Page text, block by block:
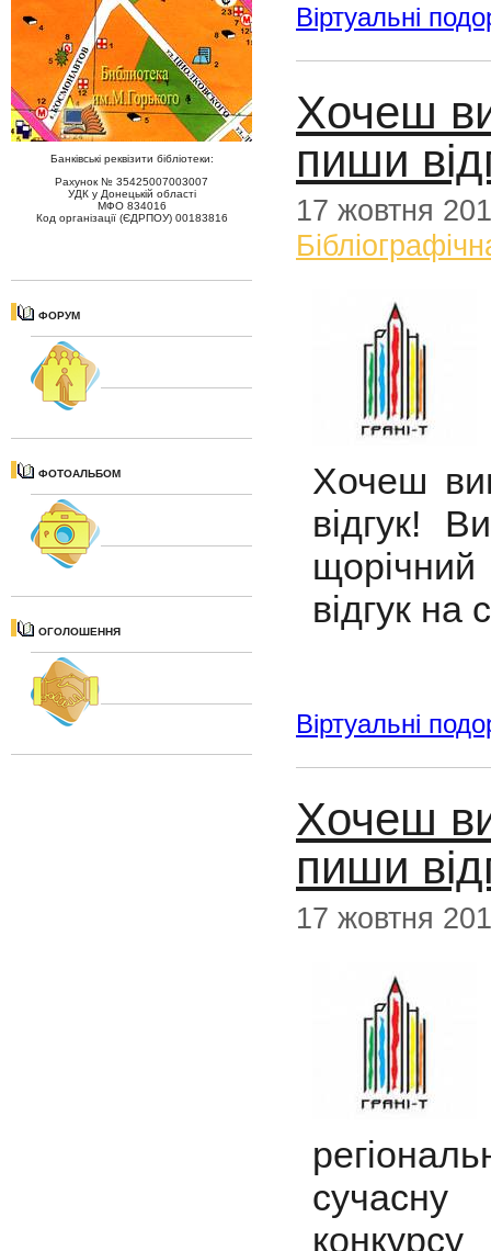
Банківські реквізити бібліотеки:
Рахунок № 35425007003007
УДК у Донецькій області
МФО 834016
Код організації (ЄДРПОУ) 00183816
ФОРУМ
ФОТОАЛЬБОМ
ОГОЛОШЕННЯ
Віртуальні
Хочеш
пиши
17 жовтня
Хочеш
відгук!
відгук на
Віртуальні
Хочеш
пиши
17 жовтня
сучасну